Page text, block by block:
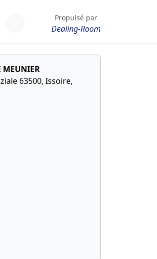
Propulsé par
Dealing-Room
MEUNIER
63500, Issoire,